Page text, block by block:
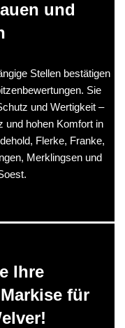
und
Stellen bestätigen
Sie
und Wertigkeit –
und hohen Komfort in
Flerke, Franke,
Merklingsen und
Ihre
für